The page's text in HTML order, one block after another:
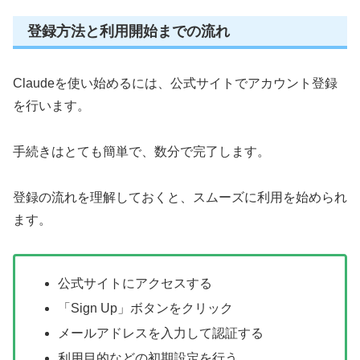
登録方法と利用開始までの流れ
Claudeを使い始めるには、公式サイトでアカウント登録
を行います。
手続きはとても簡単で、数分で完了します。
登録の流れを理解しておくと、スムーズに利用を始められ
ます。
公式サイトにアクセスする
「Sign Up」ボタンをクリック
メールアドレスを入力して認証する